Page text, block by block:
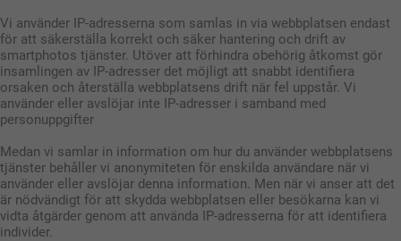
Vi använder IP-adresserna som samlas in via webbplatsen endast
för att säkerställa korrekt och säker hantering och drift av
smartphotos tjänster. Utöver att förhindra obehörig åtkomst gör
insamlingen av IP-adresser det möjligt att snabbt identifiera
orsaken och återställa webbplatsens drift när fel uppstår. Vi
använder eller avslöjar inte IP-adresser i samband med
personuppgifter
Medan vi samlar in information om hur du använder webbplatsens
tjänster behåller vi anonymiteten för enskilda användare när vi
använder eller avslöjar denna information. Men när vi anser att det
är nödvändigt för att skydda webbplatsen eller besökarna kan vi
vidta åtgärder genom att använda IP-adresserna för att identifiera
individer.